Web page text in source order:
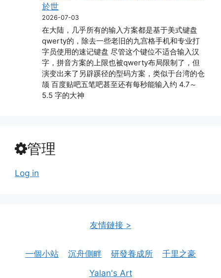
於世
2026-07-03
在大陆，几乎所有的输入方案都是基于美式键盘
qwerty的，除去一些老旧的九宫格手机和专业打
字员使用的速记键盘 尽管这个键位不适合输入汉
字，拼音方案的上限也被qwerty布局限制了，但
演变出来了另辟蹊径的型码方案，类似于台湾的仓
颉 百度贴吧五笔吧甚至还有每秒能输入约 4.7～
5.5 字的大神
管理
Log in
友情鏈接 >
一個小站 沉舟側畔 研發養成所
千里之豪
Yalan's Art